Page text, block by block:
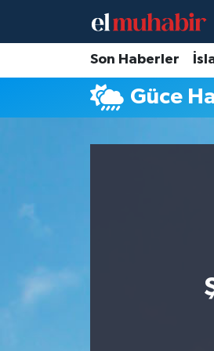
Son Haberler
Güce
Hava Durumu
Trafik Durumu